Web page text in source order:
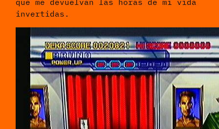
que me devuelvan las horas de mi vida
invertidas.